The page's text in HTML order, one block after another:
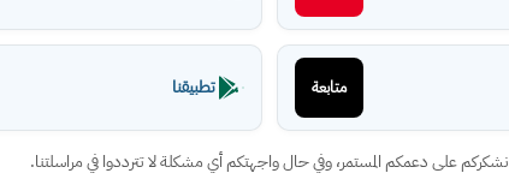
متابعة تطبيقنا
نشكركم على دعمكم المستمر، وفي حال واجهتكم أي مشكلة لا تترددوا في مراسلتنا.